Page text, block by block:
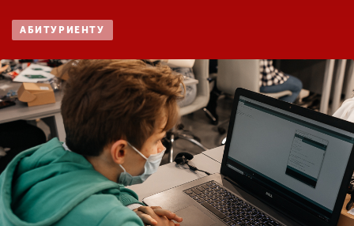
Другие виды
деятельности
Студенческая жизнь
Сведения об
образовательной
организации
АБИТУРИЕНТУ